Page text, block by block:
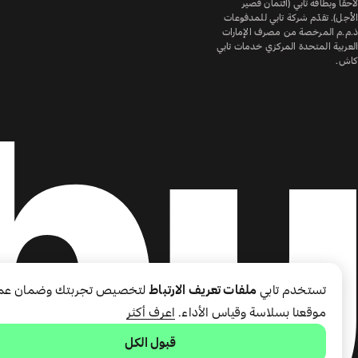
لاحقًا وبطاقة تابي (ائتمان قصير
الأجل). تقدّم شركة تابي للمدفوعات
ذ.م.م المرخصة من مصرف الإمارات
العربية المتحدة المركزي خدمات تابي
كاش.
تستخدم تابي ملفات تعريف الارتباطلتخصيص تجربتك وضمان
موقعنا بسلاسة وقياس الأداء. اعرف أكثر
قبول الكل